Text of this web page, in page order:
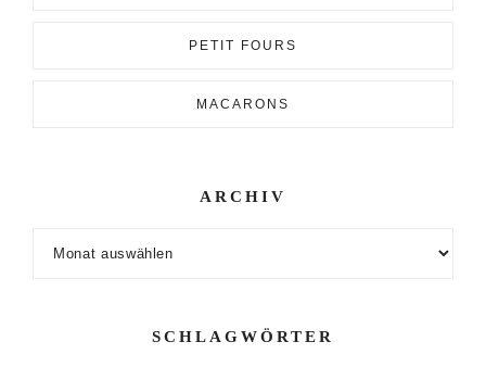
PETIT FOURS
MACARONS
ARCHIV
SCHLAGWÖRTER